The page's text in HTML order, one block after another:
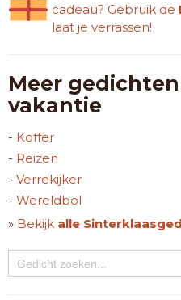
cadeau? Gebruik de
laat je verrassen!
Meer
vakantie
- Koffer
- Reizen
- Verrekijker
- Wereldbol
» Bekijk alle